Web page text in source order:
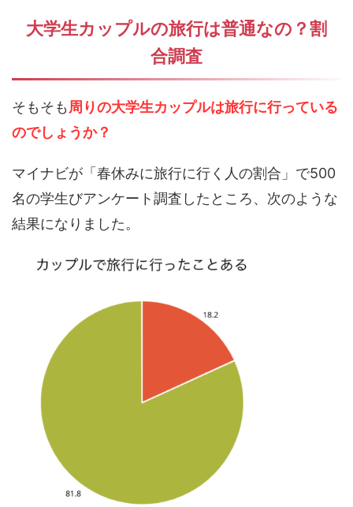
大学生カップルの旅行は普通なの？割
合調査
そもそも 周りの大学生カップルは旅行に行っている
のでしょうか？
マイナビが「春休みに旅行に行く人の割合」で500
名の学生びアンケート調査したところ、次のような
結果になりました。